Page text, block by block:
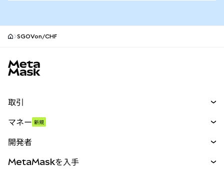
SGOVon/CHF
取引
パーペチュアル
RWA
マネー 新規
開発者
MetaMaskを入手